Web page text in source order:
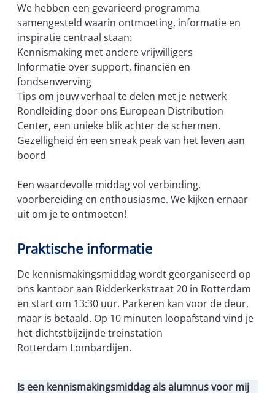
We hebben een gevarieerd programma
samengesteld waarin ontmoeting, informatie en
inspiratie centraal staan:
Kennismaking met andere vrijwilligers
Informatie over support, financiën en
fondsenwerving
Tips om jouw verhaal te delen met je netwerk
Rondleiding door ons European Distribution
Center, een unieke blik achter de schermen.
Gezelligheid én een sneak peak van het leven aan
boord
Een waardevolle middag vol verbinding,
voorbereiding en enthousiasme. We kijken ernaar
uit om je te ontmoeten!
Praktische informatie
De kennismakingsmiddag wordt georganiseerd op
ons kantoor aan Ridderkerkstraat 20 in Rotterdam
en start om 13:30 uur. Parkeren kan voor de deur,
maar is betaald. Op 10 minuten loopafstand vind je
het dichtstbijzijnde treinstation
Rotterdam Lombardijen.
Is een kennismakingsmiddag als alumnus voor mij